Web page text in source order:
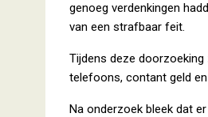
genoeg verdenkingen
van een strafbaar feit.
Tijdens deze
telefoons, contant geld
Na onderzoek bleek dat